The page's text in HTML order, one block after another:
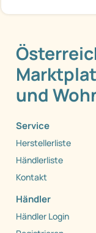
und
Service
Herstellerliste
Händlerliste
Kontakt
Händler
Händler Login